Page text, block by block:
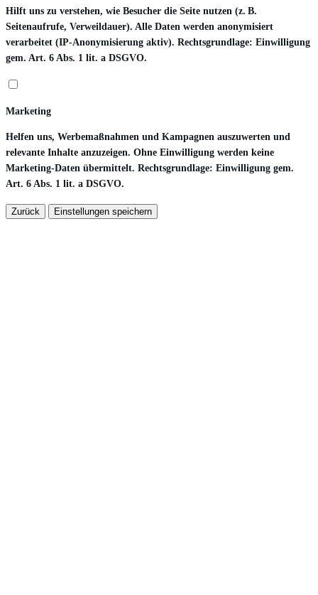
Hilft uns zu verstehen, wie Besucher die Seite nutzen (z. B.
Seitenaufrufe, Verweildauer). Alle Daten werden anonymisiert
verarbeitet (IP-Anonymisierung aktiv). Rechtsgrundlage: Einwilligung
gem. Art. 6 Abs. 1 lit. a DSGVO.
Marketing
Helfen uns, Werbemaßnahmen und Kampagnen auszuwerten und
relevante Inhalte anzuzeigen. Ohne Einwilligung werden keine
Marketing-Daten übermittelt. Rechtsgrundlage: Einwilligung gem.
Art. 6 Abs. 1 lit. a DSGVO.
Zurück Einstellungen speichern